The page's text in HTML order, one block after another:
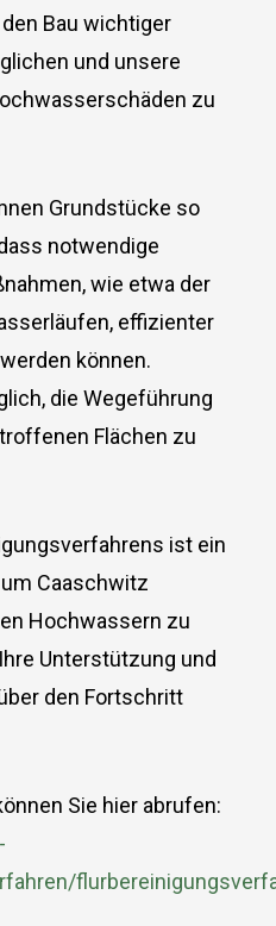
Bau wichtiger
und unsere
zu
Grundstücke so
notwendige
wie etwa der
effizienter
können.
die Wegeführung
Flächen zu
ist ein
Caaschwitz
Hochwassern zu
Unterstützung und
den Fortschritt
Sie hier abrufen: